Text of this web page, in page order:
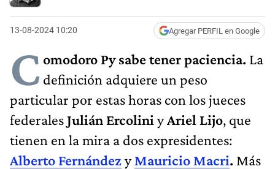
13-08-2024 10:20 Agregar PERFIL en Google
Comodoro Py sabe tener paciencia. La
definición adquiere un peso
particular por estas horas con los jueces
federalesJulián Ercolini yAriel Lijo, que
tienen en la mira a dos expresidentes:
Alberto FernándezyMauricio Macri. Más